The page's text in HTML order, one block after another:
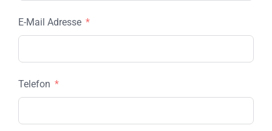
E-Mail Adresse
Telefon